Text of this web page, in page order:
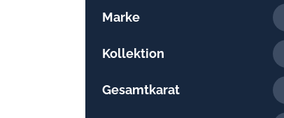
Marke
Kollektion
Gesamtkarat